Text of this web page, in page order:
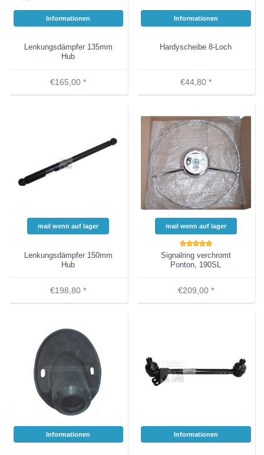
Informationen
Lenkungsdämpfer 135mm
Hub
€165,00 *
Informationen
Hardyscheibe 8-Loch
€44,80 *
mail wenn auf lager
Lenkungsdämpfer 150mm
Hub
€198,80 *
mail wenn auf lager
Signalring verchromt
Ponton, 190SL
€209,00 *
Informationen Informationen